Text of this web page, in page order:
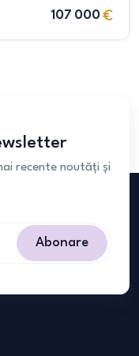
107 000
recente noutăți și
Abonare